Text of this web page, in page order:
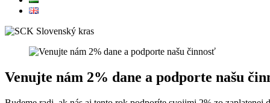
Venujte nám 2% dane a podporte našu